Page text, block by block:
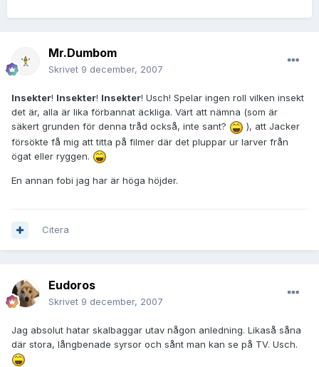
Mr.Dumbom
Skrivet 9 december, 2007
Insekter! Insekter! Insekter! Usch! Spelar ingen roll vilken insekt
det är, alla är lika förbannat äckliga. Värt att nämna (som är
säkert grunden för denna tråd också, inte sant?
), att Jacker
försökte få mig att titta på filmer där det pluppar ur larver från
ögat eller ryggen.
En annan fobi jag har är höga höjder.
Citera
Eudoros
Skrivet 9 december, 2007
Jag absolut hatar skalbaggar utav någon anledning. Likaså såna
där stora, långbenade syrsor och sånt man kan se på TV. Usch.